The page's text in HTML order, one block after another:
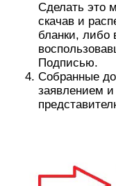
Сделать это
скачав и
бланки, либо
Подписью.
Собранные
заявлением